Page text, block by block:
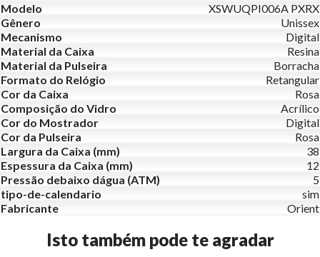
Modelo
XSWUQPI006A PXRX
Gênero
Unissex
Mecanismo
Digital
Material da Caixa
Resina
Material da Pulseira
Borracha
Formato do Relógio
Retangular
Cor da Caixa
Rosa
Composição do Vidro
Acrílico
Cor do Mostrador
Digital
Cor da Pulseira
Rosa
Largura da Caixa (mm)
38
Espessura da Caixa (mm)
12
Pressão debaixo dágua (ATM)
5
tipo-de-calendario
sim
Fabricante
Orient
Isto também pode te agradar